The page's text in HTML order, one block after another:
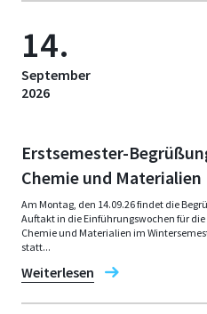
14.
September
2026
Erstsemester-
Chemie und Materialien
Am Montag, den 14.09.26 findet die
Auftakt in die Einführungswochen für
Chemie und Materialien im
statt...
Weiterlesen